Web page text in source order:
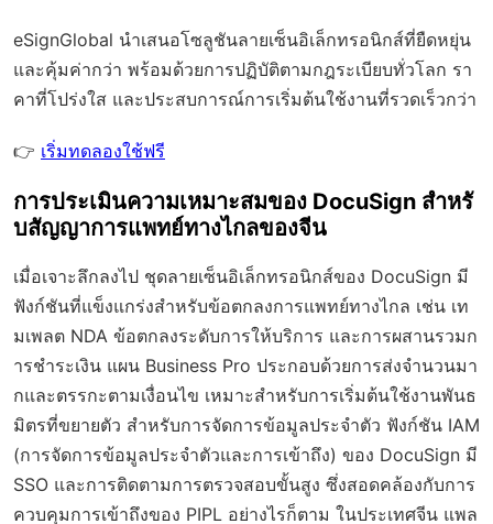
eSignGlobal นำเสนอโซลูชันลายเซ็นอิเล็กทรอนิกส์ที่ยืดหยุ่น
และคุ้มค่ากว่า พร้อมด้วยการปฏิบัติตามกฎระเบียบทั่วโลก รา
คาที่โปร่งใส และประสบการณ์การเริ่มต้นใช้งานที่รวดเร็วกว่า
👉 เริ่มทดลองใช้ฟรี
การประเมินความเหมาะสมของ DocuSign สำหรั
บสัญญาการแพทย์ทางไกลของจีน
เมื่อเจาะลึกลงไป ชุดลายเซ็นอิเล็กทรอนิกส์ของ DocuSign มี
ฟังก์ชันที่แข็งแกร่งสำหรับข้อตกลงการแพทย์ทางไกล เช่น เท
มเพลต NDA ข้อตกลงระดับการให้บริการ และการผสานรวมก
ารชำระเงิน แผน Business Pro ประกอบด้วยการส่งจำนวนมา
กและตรรกะตามเงื่อนไข เหมาะสำหรับการเริ่มต้นใช้งานพันธ
มิตรที่ขยายตัว สำหรับการจัดการข้อมูลประจำตัว ฟังก์ชัน IAM
(การจัดการข้อมูลประจำตัวและการเข้าถึง) ของ DocuSign มี
SSO และการติดตามการตรวจสอบขั้นสูง ซึ่งสอดคล้องกับการ
ควบคุมการเข้าถึงของ PIPL อย่างไรก็ตาม ในประเทศจีน แพล